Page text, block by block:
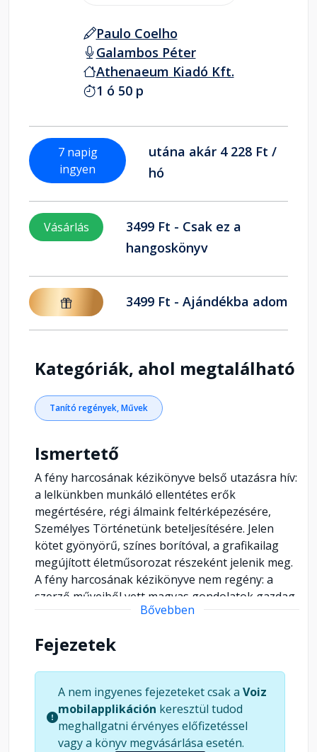
Paulo Coelho
Galambos Péter
Athenaeum Kiadó Kft.
1 ó 50 p
7 napig
ingyen
utána akár 4 228 Ft /
hó
Vásárlás
3499 Ft - Csak ez a
hangoskönyv
3499 Ft - Ajándékba adom
Kategóriák, ahol megtalálható
Tanító regények, Művek
Ismertető
A fény harcosának kézikönyve belső utazásra hív:
a lelkünkben munkáló ellentétes erők
megértésére, régi álmaink feltérképezésére,
Személyes Történetünk beteljesítésére. Jelen
kötet gyönyörű, színes borítóval, a grafikailag
megújított életműsorozat részeként jelenik meg.
A fény harcosának kézikönyve nem regény: a
szerző műveiből vett magvas gondolatok gazdag
tárháza. Nemcsak a Coelho-művek értelmezését
enged a világ egyik legnépszerűbb szerzőjének
filozófusok gondolatai is. A fény harcosa az, aki
megérti az élet csodáját és a végsőkig harcol
azért, amiben hisz.
Bővebben
Fejezetek
A nem ingyenes fejezeteket csak a Voiz
mobilapplikáción keresztül tudod
meghallgatni érvényes előfizetéssel
vagy a könyv megvásárlása esetén.